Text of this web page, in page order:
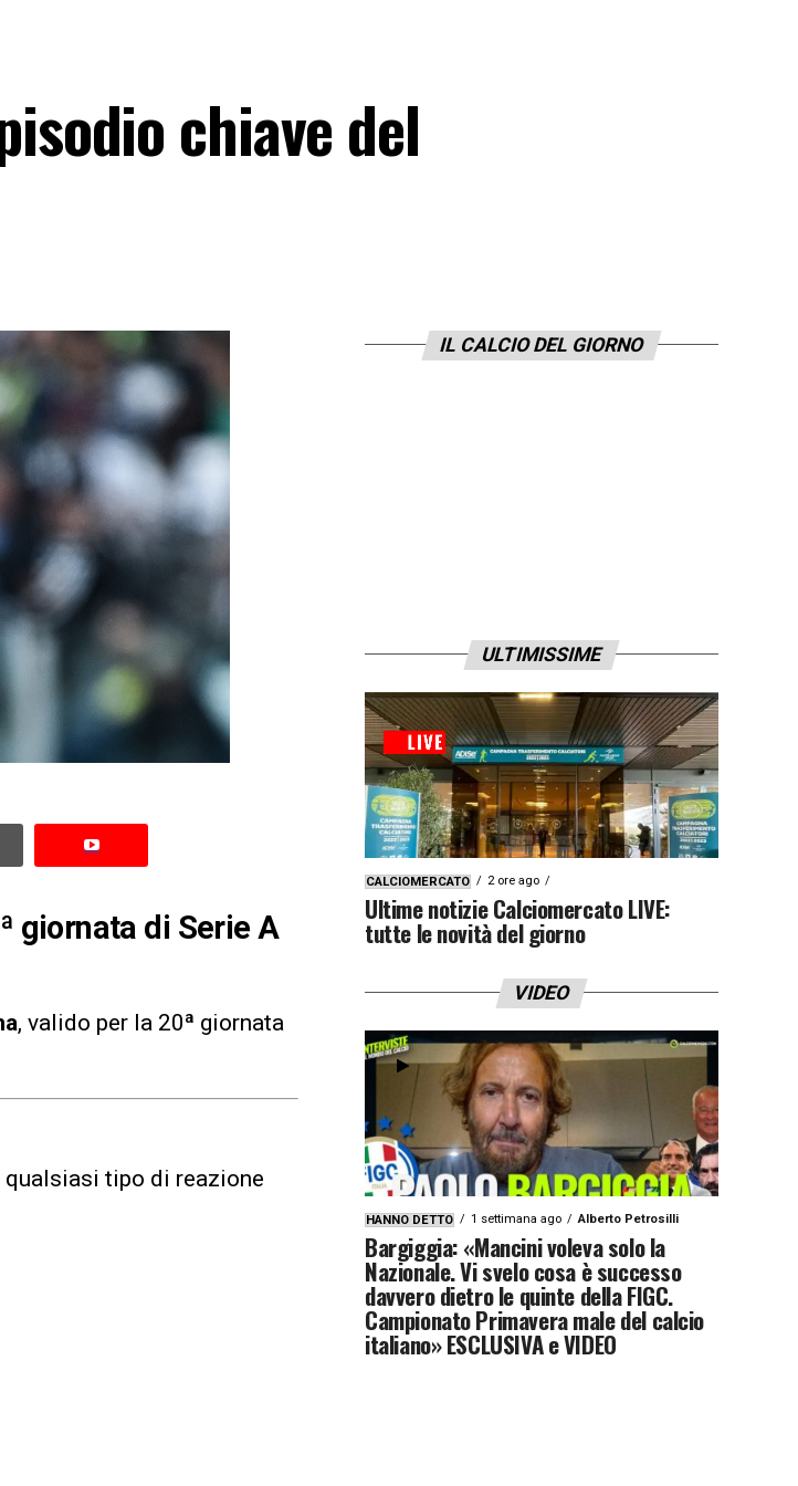
chiave del
giornata di Serie A
, valido per la 20ª giornata
qualsiasi tipo di reazione
IL CALCIO DEL GIORNO
ULTIMISSIME
CALCIOMERCATO 2 ore ago
Ultime notizie Calciomercato LIVE:
tutte le novità del giorno
VIDEO
HANNO DETTO 1 settimana ago Alberto Petrosilli
Bargiggia: «Mancini voleva solo la
Nazionale. Vi svelo cosa è successo
davvero dietro le quinte della FIGC.
Campionato Primavera male del calcio
italiano» ESCLUSIVA e VIDEO